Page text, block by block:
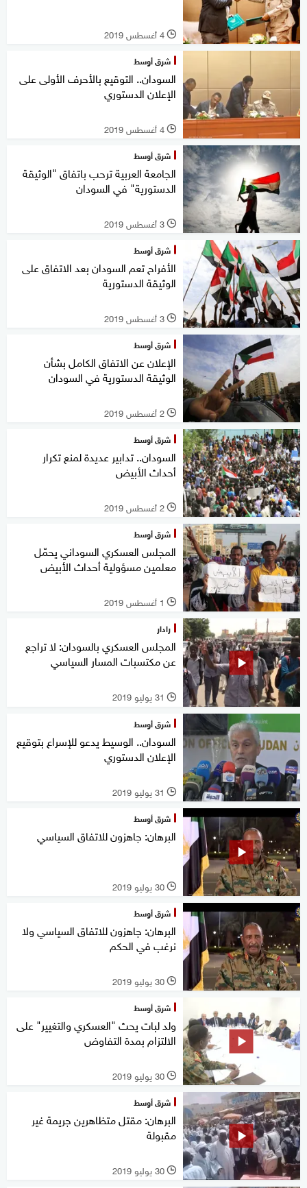
l 4 أغسطس 2019
شرق أوسط
السودان.. التوقيع بالأحرف الأولى على
الإعلان الدستوري
l 4 أغسطس 2019
شرق أوسط
الجامعة العربية ترحب باتفاق "الوثيقة
الدستورية" في السودان
l 3 أغسطس 2019
شرق أوسط
الأفراح تعم السودان بعد الاتفاق على
الوثيقة الدستورية
l 3 أغسطس 2019
شرق أوسط
الإعلان عن الاتفاق الكامل بشأن
الوثيقة الدستورية في السودان
l 2 أغسطس 2019
شرق أوسط
السودان.. تدابير عديدة لمنع تكرار
أحداث الأبيض
l 2 أغسطس 2019
شرق أوسط
المجلس العسكري السوداني يحمّل
معلمين مسؤولية أحداث الأبيض
l 1 أغسطس 2019
رادار
المجلس العسكري بالسودان: لا تراجع
عن مكتسبات المسار السياسي
l 31 يوليو 2019
شرق أوسط
السودان.. الوسيط يدعو للإسراع بتوقيع
الإعلان الدستوري
l 31 يوليو 2019
شرق أوسط
البرهان: جاهزون للاتفاق السياسي
l 30 يوليو 2019
شرق أوسط
البرهان: جاهزون للاتفاق السياسي ولا
نرغب في الحكم
l 30 يوليو 2019
شرق أوسط
ولد لبات يحث "العسكري والتغيير" على
الالتزام بمدة التفاوض
l 30 يوليو 2019
شرق أوسط
البرهان: مقتل متظاهرين جريمة غير
مقبولة
l 30 يوليو 2019